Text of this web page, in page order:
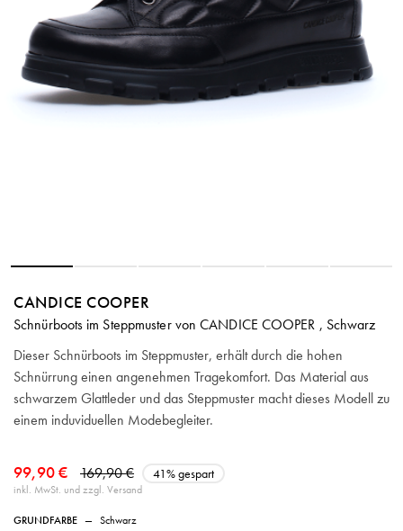
CANDICE COOPER
Schnürboots im Steppmuster von CANDICE COOPER , Schwarz
Dieser Schnürboots im Steppmuster, erhält durch die hohen
Schnürrung einen angenehmen Tragekomfort. Das Material aus
schwarzem Glattleder und das Steppmuster macht dieses Modell zu
einem induviduellen Modebegleiter.
99,90 € 169,90 € 41% gespart
inkl. MwSt. und zzgl. Versand
GRUNDFARBE — Schwarz